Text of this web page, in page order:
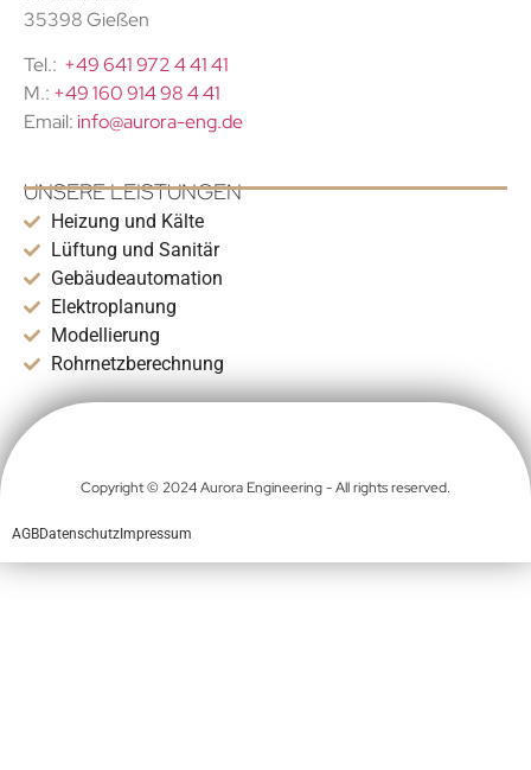
35398 Gießen
Tel.: +49 641 972 4 41 41
M.: +49 160 914 98 4 41
Email: info@aurora-eng.de
UNSERE LEISTUNGEN
Heizung und Kälte
Lüftung und Sanitär
Gebäudeautomation
Elektroplanung
Modellierung
Rohrnetzberechnung
Copyright © 2024 Aurora Engineering - All rights reserved.
AGBDatenschutz Impressum